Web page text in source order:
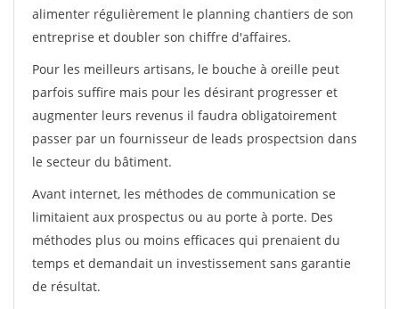
alimenter régulièrement le planning chantiers de son
entreprise et doubler son chiffre d'affaires.
Pour les meilleurs artisans, le bouche à oreille peut
parfois suffire mais pour les désirant progresser et
augmenter leurs revenus il faudra obligatoirement
passer par un fournisseur de leads prospectsion dans
le secteur du bâtiment.
Avant internet, les méthodes de communication se
limitaient aux prospectus ou au porte à porte. Des
méthodes plus ou moins efficaces qui prenaient du
temps et demandait un investissement sans garantie
de résultat.